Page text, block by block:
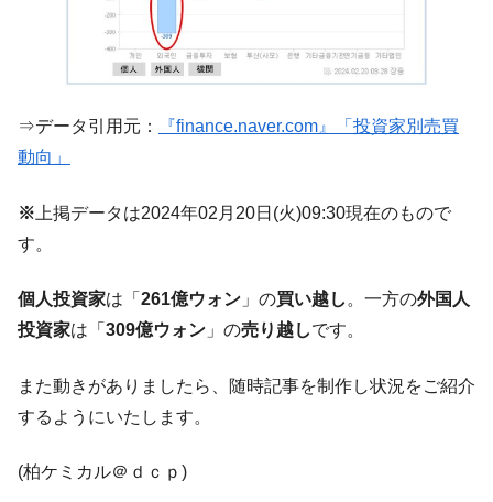
く空港に詰めかけ「出て行け！」「極右勢力」のプラカー
ドを掲げる「在韓反米勢力」
『Money1』
韓国政府「2035年までに18.4GW規模のAIデ
『Money1』
JPモルガン「韓国レバレッジETFの清算は
ほぼ終わった」
発。
『Money1』
『Money1』
韓国「橋が落ちました」⇒ 耐久性「なさす
ぎ」では。
『Money1』
韓国鉄鋼最大手『POSCO』ズブズブ沈む。
営業利益80.2％も減少
にぶん殴る法案」提出！⇒ クーパン問題は合衆国企業に対
する差別。許してはおかぬ
⇒データ引用元：
『finance.naver.com』「投資家別売買
動向」
※ 上掲データは2024年02月20日(火)09:30現在のもので
す。
個人投資家は「 261億ウォン 」の買い越し 。一方の外国人
投資家は「 309億ウォン 」の売り越しです。
また動きがありましたら、随時記事を制作し状況をご紹介
するようにいたします。
(柏ケミカル＠ｄｃｐ)